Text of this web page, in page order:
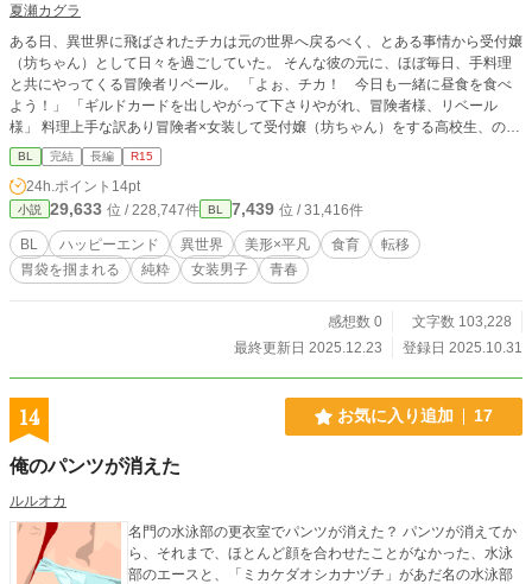
夏瀬カグラ
ある日、異世界に飛ばされたチカは元の世界へ戻るべく、とある事情から受付嬢
（坊ちゃん）として日々を過ごしていた。 そんな彼の元に、ほぼ毎日、手料理
と共にやってくる冒険者リベール。 「よぉ、チカ！ 今日も一緒に昼食を食べ
よう！」 「ギルドカードを出しやがって下さりやがれ、冒険者様、リベール
様」 料理上手な訳あり冒険者×女装して受付嬢（坊ちゃん）をする高校生、の異
世界食育ファンタジー 「異世界のごはんはクソマズだから、餓死する前に早く
帰りたいんですけど……」 「それよりチカ、今日の分も最高の出来だぞ。食べ
てみろ」 かなりゆるーく、少しドタバタな感じでお楽しみください。 第13回Ｂ
Ｌ大賞の参加作品です。 面白いと思ったらお気に入りや感想など、よろしくお
願いいたします。
BL 完結 長編 R15
24h.ポイント 14pt
小説 29,633 位 / 228,747件 BL 7,439 位 / 31,416件
BL ハッピーエンド 異世界 美形×平凡 食育
転移
胃袋を掴まれる
純粋 女装男子 青春
感想数 0
文字数 103,228
最終更新日 2025.12.23
登録日 2025.10.31
14 お気に入り追加 17
俺のパンツが消えた
ルルオカ
名門の水泳部の更衣室でパンツが消えた？ パンツが消えてか
ら、それまで、ほとんど顔を合わせたことがなかった、水泳
部のエースと、「ミカケダオシカナヅチ」があだ名の水泳部